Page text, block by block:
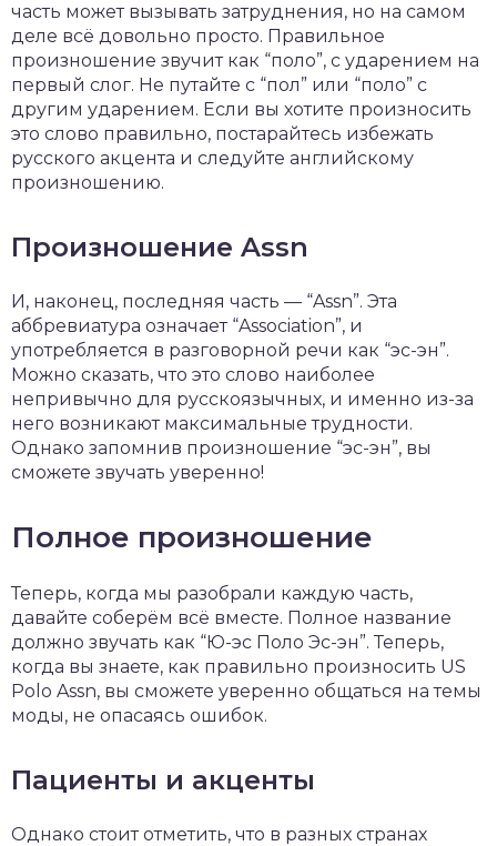
часть может вызывать затруднения, но на самом
деле всё довольно просто. Правильное
произношение звучит как “поло”, с ударением на
первый слог. Не путайте с “пол” или “поло” с
другим ударением. Если вы хотите произносить
это слово правильно, постарайтесь избежать
русского акцента и следуйте английскому
произношению.
Произношение Assn
И, наконец, последняя часть — “Assn”. Эта
аббревиатура означает “Association”, и
употребляется в разговорной речи как “эс-эн”.
Можно сказать, что это слово наиболее
непривычно для русскоязычных, и именно из-за
него возникают максимальные трудности.
Однако запомнив произношение “эс-эн”, вы
сможете звучать уверенно!
Полное произношение
Теперь, когда мы разобрали каждую часть,
давайте соберём всё вместе. Полное название
должно звучать как “Ю-эс Поло Эс-эн”. Теперь,
когда вы знаете, как правильно произносить US
Polo Assn, вы сможете уверенно общаться на темы
моды, не опасаясь ошибок.
Пациенты и акценты
Однако стоит отметить, что в разных странах